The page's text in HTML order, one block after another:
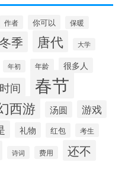
作者 你可以 保暖
冬季 唐代 大学
年初 年龄 很多人
时间 春节
西游 汤圆 游戏
礼物 红包 考生
诗词 费用 还不